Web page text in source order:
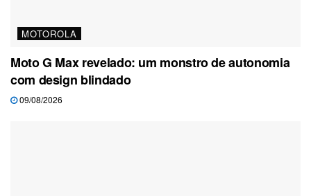
MOTOROLA
Moto G Max revelado: um monstro de autonomia
com design blindado
09/08/2026